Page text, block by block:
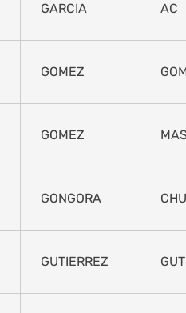
GARCIA AC
GOMEZ
GOMEZ
GONGORA
GUTIERREZ